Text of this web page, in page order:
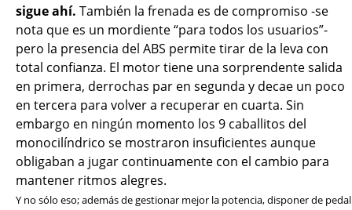
sigue ahí. También la frenada es de compromiso -se
nota que es un mordiente “para todos los usuarios”-
pero la presencia del ABS permite tirar de la leva con
total confianza. El motor tiene una sorprendente salida
en primera, derrochas par en segunda y decae un poco
en tercera para volver a recuperar en cuarta. Sin
embargo en ningún momento los 9 caballitos del
monocilíndrico se mostraron insuficientes aunque
obligaban a jugar continuamente con el cambio para
mantener ritmos alegres.
Y no sólo eso; además de gestionar mejor la potencia, disponer de pedal